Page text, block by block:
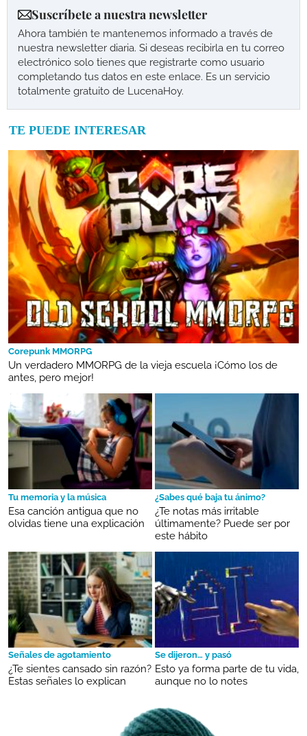
Suscríbete a nuestra newsletter
Ahora también te mantenemos informado a través de
nuestra newsletter diaria. Si deseas recibirla en tu correo
electrónico solo tienes que registrarte como usuario
completando tus datos en este enlace. Es un servicio
totalmente gratuito de LucenaHoy.
TE PUEDE INTERESAR
Corepunk MMORPG
Un verdadero MMORPG de la vieja escuela ¡Cómo los de
antes, pero mejor!
Tu memoria y la música
Esa canción antigua que no
olvidas tiene una explicación
¿Sabes qué baja tu ánimo?
¿Te notas más irritable
últimamente? Puede ser por
este hábito
Señales de agotamiento
¿Te sientes cansado sin razón?
Estas señales lo explican
Se dijeron… y pasó
Esto ya forma parte de tu vida,
aunque no lo notes